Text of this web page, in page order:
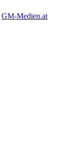
GM-Medien.at